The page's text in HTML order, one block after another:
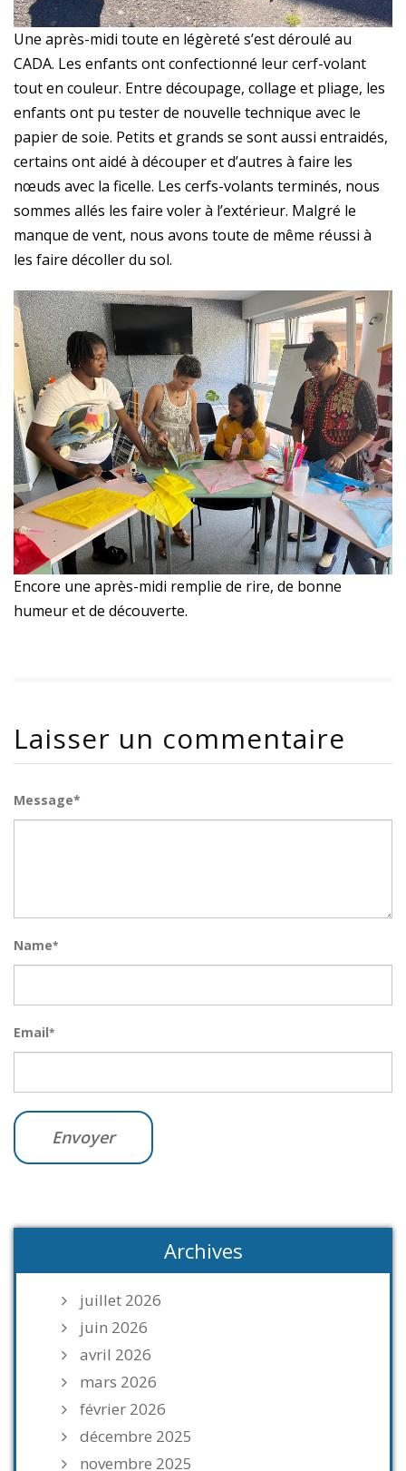
Une après-midi toute en légèreté s’est déroulé au
CADA. Les enfants ont confectionné leur cerf-volant
tout en couleur. Entre découpage, collage et pliage, les
enfants ont pu tester de nouvelle technique avec le
papier de soie. Petits et grands se sont aussi entraidés,
certains ont aidé à découper et d’autres à faire les
nœuds avec la ficelle. Les cerfs-volants terminés, nous
sommes allés les faire voler à l’extérieur. Malgré le
manque de vent, nous avons toute de même réussi à
les faire décoller du sol.
Encore une après-midi remplie de rire, de bonne
humeur et de découverte.
Laisser un commentaire
Message*
Name*
Email*
Archives
juillet 2026
juin 2026
avril 2026
mars 2026
février 2026
décembre 2025
novembre 2025